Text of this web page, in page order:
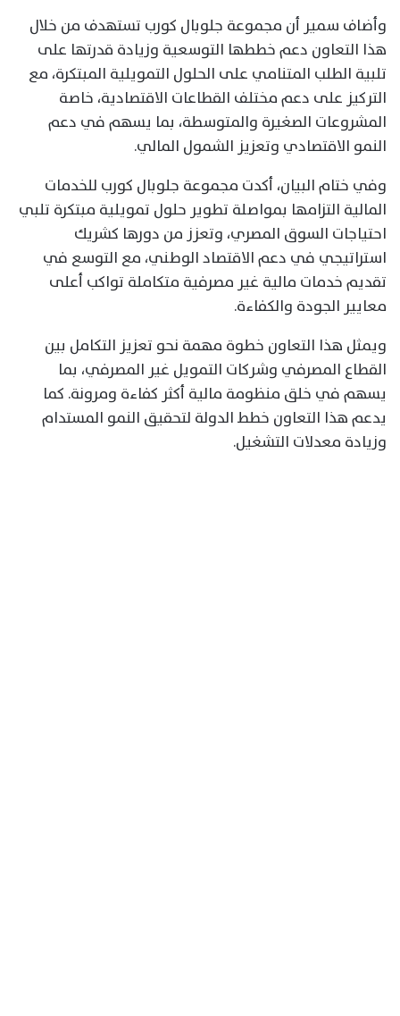
وأضاف سمير أن مجموعة جلوبال كورب تستهدف من خلال
هذا التعاون دعم خططها التوسعية وزيادة قدرتها على
تلبية الطلب المتنامي على الحلول التمويلية المبتكرة، مع
التركيز على دعم مختلف القطاعات الاقتصادية، خاصة
المشروعات الصغيرة والمتوسطة، بما يسهم في دعم
النمو الاقتصادي وتعزيز الشمول المالي.
وفي ختام البيان، أكدت مجموعة جلوبال كورب للخدمات
المالية التزامها بمواصلة تطوير حلول تمويلية مبتكرة تلبي
احتياجات السوق المصري، وتعزز من دورها كشريك
استراتيجي في دعم الاقتصاد الوطني، مع التوسع في
تقديم خدمات مالية غير مصرفية متكاملة تواكب أعلى
معايير الجودة والكفاءة.
ويمثل هذا التعاون خطوة مهمة نحو تعزيز التكامل بين
القطاع المصرفي وشركات التمويل غير المصرفي، بما
يسهم في خلق منظومة مالية أكثر كفاءة ومرونة. كما
يدعم هذا التعاون خطط الدولة لتحقيق النمو المستدام
وزيادة معدلات التشغيل.